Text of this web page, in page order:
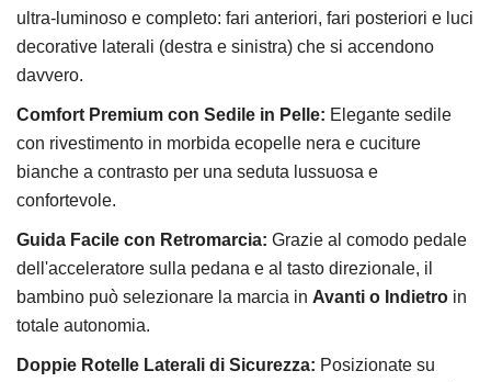
ultra-luminoso e completo: fari anteriori, fari posteriori e luci
decorative laterali (destra e sinistra) che si accendono
davvero.
Comfort Premium con Sedile in Pelle: Elegante sedile
con rivestimento in morbida ecopelle nera e cuciture
bianche a contrasto per una seduta lussuosa e
confortevole.
Guida Facile con Retromarcia: Grazie al comodo pedale
dell'acceleratore sulla pedana e al tasto direzionale, il
bambino può selezionare la marcia in Avanti o Indietro in
totale autonomia.
Doppie Rotelle Laterali di Sicurezza: Posizionate su